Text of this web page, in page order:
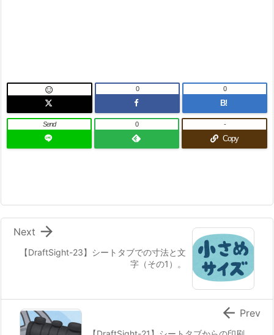
 0
B!
0
Send 0
Copy
-
【DraftSight-23】シートタブでの寸法と文
字（その1）。

Next
 Prev